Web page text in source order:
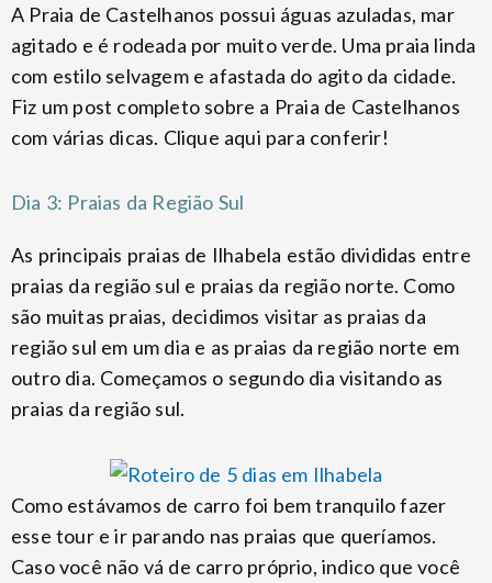
A Praia de Castelhanos possui águas azuladas, mar
agitado e é rodeada por muito verde. Uma praia linda
com estilo selvagem e afastada do agito da cidade.
Fiz um post completo sobre a Praia de Castelhanos
com várias dicas. Clique aqui para conferir!
Dia 3: Praias da Região Sul
As principais praias de Ilhabela estão divididas entre
praias da região sul e praias da região norte. Como
são muitas praias, decidimos visitar as praias da
região sul em um dia e as praias da região norte em
outro dia. Começamos o segundo dia visitando as
praias da região sul.
Como estávamos de carro foi bem tranquilo fazer
esse tour e ir parando nas praias que queríamos.
Caso você não vá de carro próprio, indico que você